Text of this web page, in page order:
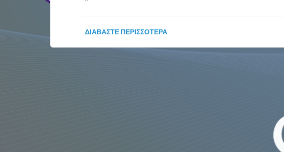
ΔΙΑΒΆΣΤΕ ΠΕΡΙΣΣΌΤΕΡΑ